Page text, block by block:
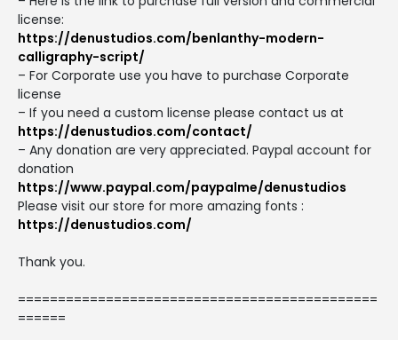
license:
https://denustudios.com/benlanthy-modern-
calligraphy-script/
– For Corporate use you have to purchase Corporate
license
– If you need a custom license please contact us at
https://denustudios.com/contact/
– Any donation are very appreciated. Paypal account for
donation
https://www.paypal.com/paypalme/denustudios
Please visit our store for more amazing fonts :
https://denustudios.com/
Thank you.
=============================================
======